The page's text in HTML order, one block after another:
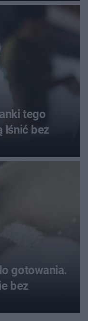
tego
lśnić bez
gotowania.
bez